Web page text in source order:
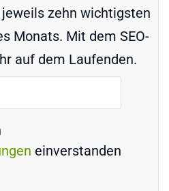
zehn wichtigsten
Monats. Mit dem SEO-
auf dem Laufenden.
einverstanden